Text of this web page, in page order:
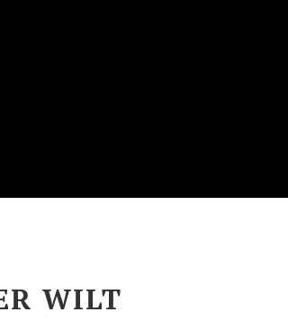
WILT